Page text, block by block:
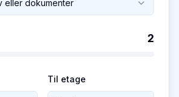
eller dokumenter
2
Til etage